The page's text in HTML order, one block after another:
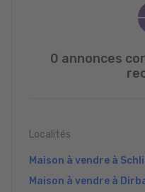
0 annonces
Localités
Maison à vendre à
Maison à vendre à